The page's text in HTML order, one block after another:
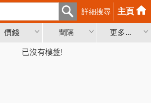
詳細搜尋 主頁
價錢 間隔 更多...
已沒有樓盤!